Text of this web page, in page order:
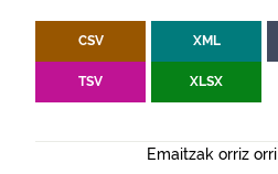
CSV XML
TSV XLSX
Emaitzak orriz orri